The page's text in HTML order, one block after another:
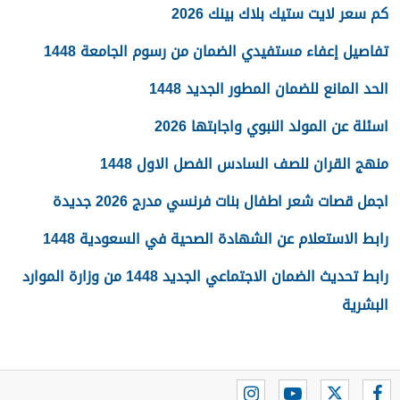
كم سعر لايت ستيك بلاك بينك 2026
تفاصيل إعفاء مستفيدي الضمان من رسوم الجامعة 1448
الحد المانع للضمان المطور الجديد 1448
اسئلة عن المولد النبوي واجابتها 2026
منهج القران للصف السادس الفصل الاول 1448
اجمل قصات شعر اطفال بنات فرنسي مدرج 2026 جديدة
رابط الاستعلام عن الشهادة الصحية في السعودية 1448
رابط تحديث الضمان الاجتماعي الجديد 1448 من وزارة الموارد
البشرية